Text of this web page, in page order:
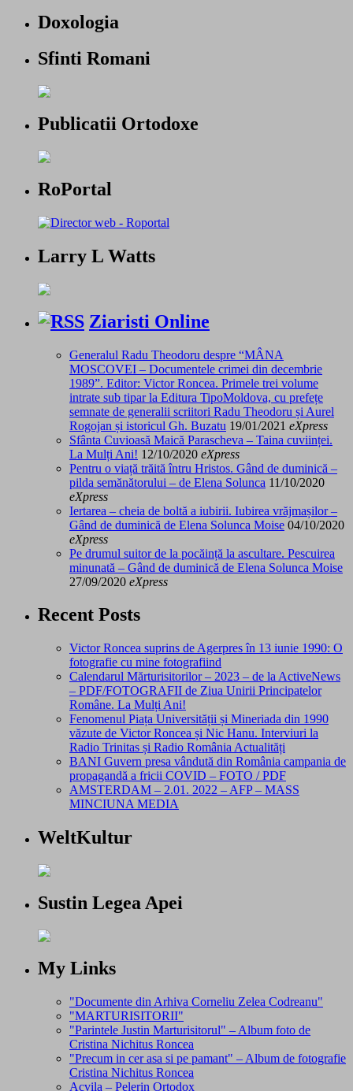
Doxologia
Sfinti Romani
Publicatii Ortodoxe
RoPortal
Larry L Watts
Ziaristi Online
Generalul Radu Theodoru despre “MÂNA
MOSCOVEI – Documentele crimei din decembrie
1989”. Editor: Victor Roncea. Primele trei volume
intrate sub tipar la Editura TipoMoldova, cu prefețe
semnate de generalii scriitori Radu Theodoru și Aurel
Rogojan și istoricul Gh. Buzatu 19/01/2021 eXpress
Sfânta Cuvioasă Maică Parascheva – Taina cuviinței.
La Mulți Ani! 12/10/2020 eXpress
Pentru o viață trăită întru Hristos. Gând de duminică –
pilda semănătorului – de Elena Solunca 11/10/2020
eXpress
Iertarea – cheia de boltă a iubirii. Iubirea vrăjmașilor –
Gând de duminică de Elena Solunca Moise 04/10/2020
eXpress
Pe drumul suitor de la pocăință la ascultare. Pescuirea
minunată – Gând de duminică de Elena Solunca Moise
27/09/2020 eXpress
Recent Posts
Victor Roncea suprins de Agerpres în 13 iunie 1990: O
fotografie cu mine fotografiind
Calendarul Mărturisitorilor – 2023 – de la ActiveNews
– PDF/FOTOGRAFII de Ziua Unirii Principatelor
Române. La Mulți Ani!
Fenomenul Piața Universității și Mineriada din 1990
văzute de Victor Roncea și Nic Hanu. Interviuri la
Radio Trinitas și Radio România Actualități
BANI Guvern presa vândută din România campania de
propagandă a fricii COVID – FOTO / PDF
AMSTERDAM – 2.01. 2022 – AFP – MASS
MINCIUNA MEDIA
WeltKultur
Sustin Legea Apei
My Links
"Documente din Arhiva Corneliu Zelea Codreanu"
"MARTURISITORII"
"Parintele Justin Marturisitorul" – Album foto de
Cristina Nichitus Roncea
"Precum in cer asa si pe pamant" – Album de fotografie
Cristina Nichitus Roncea
Acvila – Pelerin Ortodox